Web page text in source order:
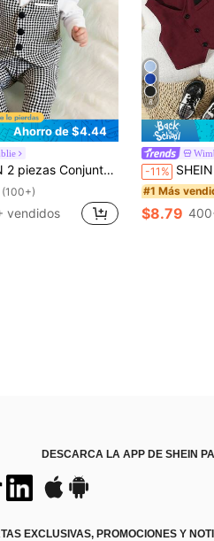
Ahorro de $4.44
de moda básica adecuado para uso en verano, suave y cómodo, apropiado para ocasiones formales como fiestas de cumpleaños, eventos de noche, bodas, bautizos y aniversarios. Ropa de verano para niños bebés, conjunto de bebé niño, prendas de vestir para niños. Temporada de regreso a clases
(100+)
vendidos
8
-11% SHEIN 2 piezas Conjunto formal de caballero para bebé niño,
#1 Más
$8.79
DESCARCA LA APP DE SHEIN
EXCLUSIVAS, PROMOCIONES Y